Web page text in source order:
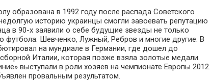
образована в 1992 году после распада Советского
историю украинцы смогли завоевать репутацию
в 90-х заявили о себе будущие звезды не только
футбола: Шевченко, Лужный, Ребров и многие другие. В
на мундиале в Германии, где дошел до
Италии, которая позже взяла золотые медали.
выступали в роли хозяев на чемпионате Европы 2012.
провальным результатом.